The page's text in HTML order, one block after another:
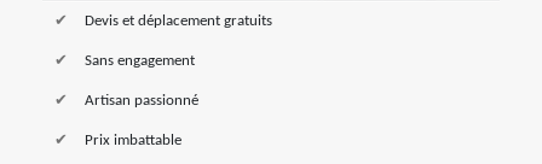
Devis et déplacement gratuits
Sans engagement
Artisan passionné
Prix imbattable